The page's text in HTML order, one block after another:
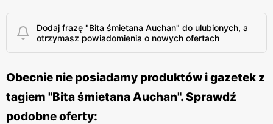
Dodaj frazę "Bita śmietana Auchan" do ulubionych, a
otrzymasz powiadomienia o nowych ofertach
Obecnie nie posiadamy produktów i gazetek z
tagiem "Bita śmietana Auchan". Sprawdź
podobne oferty: